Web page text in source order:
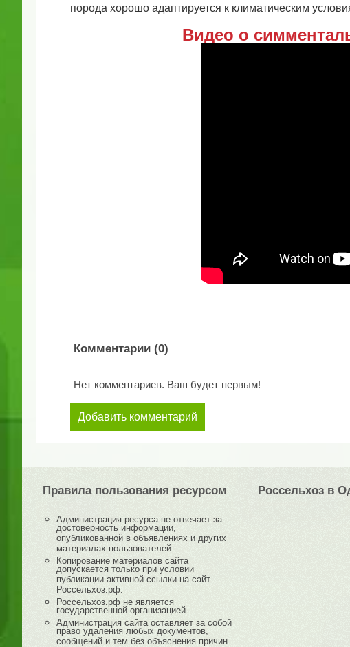
порода хорошо адаптируется к климатическим
Видео о
Комментарии (0)
Нет комментариев. Ваш будет первым!
Добавить комментарий
Правила пользования ресурсом
Администрация ресурса не отвечает за
достоверность информации,
опубликованной в объявлениях и других
материалах пользователей.
Копирование материалов сайта
допускается только при условии
публикации активной ссылки на сайт
Россельхоз.рф.
Россельхоз.рф не является
государственной организацией.
Администрация сайта оставляет за собой
право удаления любых документов,
сообщений и тем без объяснения причин.
Россельхоз в